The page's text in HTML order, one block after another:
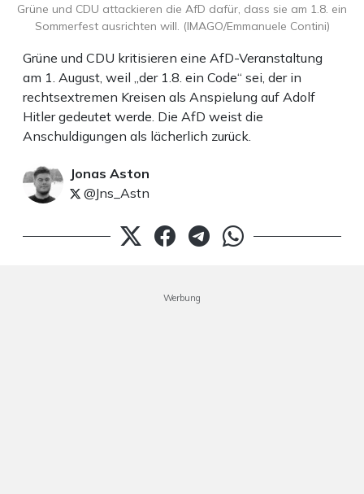
Grüne und CDU kritisieren eine AfD-Veranstaltung
am 1. August, weil „der 1.8. ein Code“ sei, der in
rechtsextremen Kreisen als Anspielung auf Adolf
Hitler gedeutet werde. Die AfD weist die
Anschuldigungen als lächerlich zurück.
Jonas Aston
@Jns_Astn
Grüne und CDU attackieren die AfD dafür, dass sie am 1.8. ein
Sommerfest ausrichten will. (IMAGO/Emmanuele Contini)
Werbung